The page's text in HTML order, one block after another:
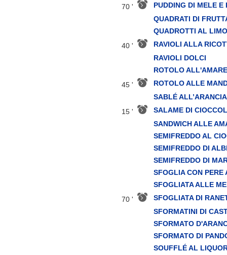
70 '
PUDDING DI MELE E
QUADRATI DI
QUADROTTI AL
40 '
RAVIOLI ALLA
RAVIOLI DOLCI
ROTOLO
45 '
ROTOLO ALLE
SABLÉ ALL’ARANCIA
15 '
SALAME DI
SANDWICH ALLE
SEMIFREDDO AL
SEMIFREDDO DI
SEMIFREDDO DI
SFOGLIA CON PERE
SFOGLIATA ALLE
70 '
SFOGLIATA DI
SFORMATINI DI
SFORMATO
SFORMATO DI
SOUFFLÉ AL